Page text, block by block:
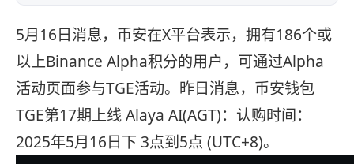
5月16日消息，币安在X平台表示，拥有186个或
以上Binance Alpha积分的用户，可通过Alpha
活动页面参与TGE活动。昨日消息，币安钱包
TGE第17期上线 Alaya AI(AGT)：认购时间：
2025年5月16日下 3点到5点 (UTC+8)。